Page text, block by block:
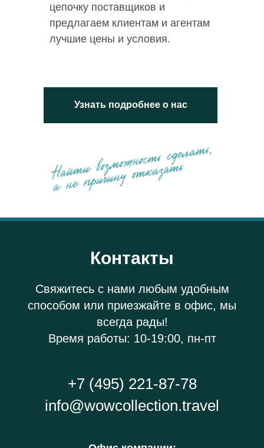
цепочку поставщиков и
предлагаем клиентам и агентам
лучшие цены и условия.
Узнать подробнее о нас
Контакты
Свяжитесь с нами любым удобным
способом или приезжайте в офис, мы
всегда рады!
Время работы: 10-19:00, пн-пт
+7 (495) 221-87-78
info@wowcollection.travel